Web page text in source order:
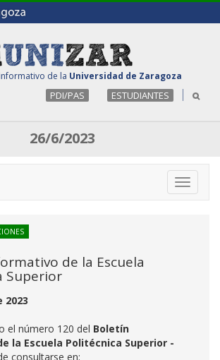
de la Universidad de Zaragoza
PDI/PAS ESTUDIANTES
26/6/2023
Toggle
de la Escuela
Superior
2023
el número 120 del Boletín
la Escuela Politécnica Superior -
consultarse en: